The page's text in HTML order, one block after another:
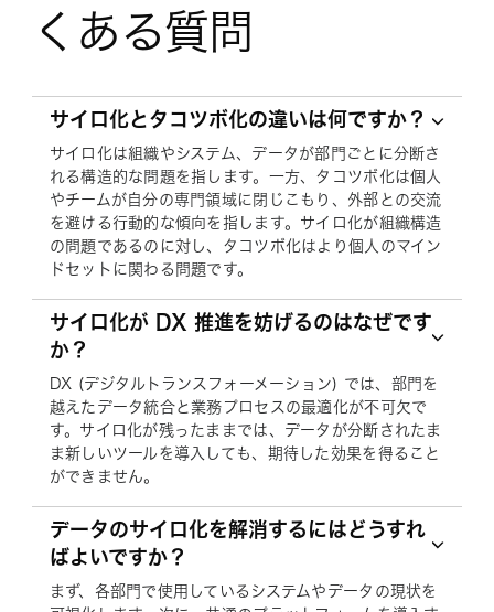
くある質問
サイロ化とタコツボ化の違いは何ですか？
サイロ化は組織やシステム、データが部門ごとに分断さ
れる構造的な問題を指します。一方、タコツボ化は個人
やチームが自分の専門領域に閉じこもり、外部との交流
を避ける行動的な傾向を指します。サイロ化が組織構造
の問題であるのに対し、タコツボ化はより個人のマイン
ドセットに関わる問題です。
サイロ化が DX 推進を妨げるのはなぜです
か？
DX (デジタルトランスフォーメーション) では、部門を
越えたデータ統合と業務プロセスの最適化が不可欠で
す。サイロ化が残ったままでは、データが分断されたま
ま新しいツールを導入しても、期待した効果を得ること
ができません。
データのサイロ化を解消するにはどうすれ
ばよいですか？
まず、各部門で使用しているシステムやデータの現状を